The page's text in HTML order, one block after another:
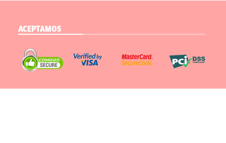
ACEPTAMOS